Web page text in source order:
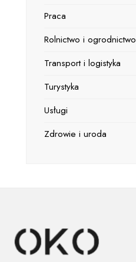
Praca
Rolnictwo i ogrodnictwo
Transport i logistyka
Turystyka
Usługi
Zdrowie i uroda